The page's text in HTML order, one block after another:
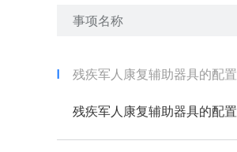
事项名称
残疾军人康复辅助器具的配置
残疾军人康复辅助器具的配置